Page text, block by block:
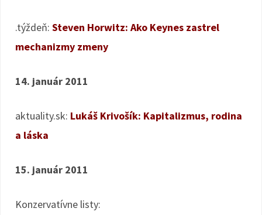
.týždeň: Steven Horwitz: Ako Keynes zastrel
mechanizmy zmeny
14. január 2011
aktuality.sk: Lukáš Krivošík: Kapitalizmus, rodina
a láska
15. január 2011
Konzervatívne listy: